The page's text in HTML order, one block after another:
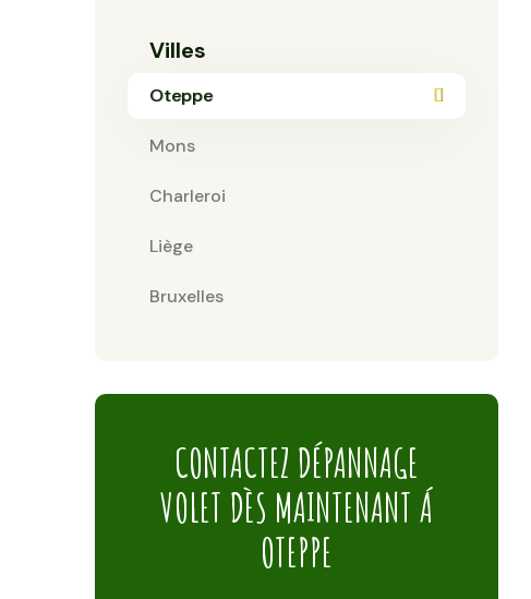
Villes
Oteppe
Mons
Charleroi
Liège
Bruxelles
CONTACTEZ DÉPANNAGE
VOLET DÈS MAINTENANT Á
OTEPPE